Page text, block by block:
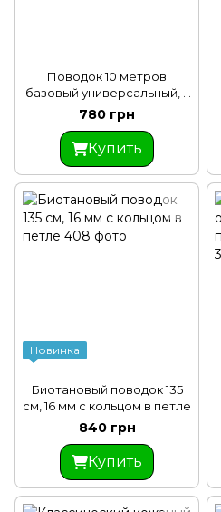
Поводок 10 метров
базовый универсальный, 2
см ширина
780 грн
Купить
Новинка
Биотановый поводок 135
см, 16 мм с кольцом в петле
840 грн
Купить